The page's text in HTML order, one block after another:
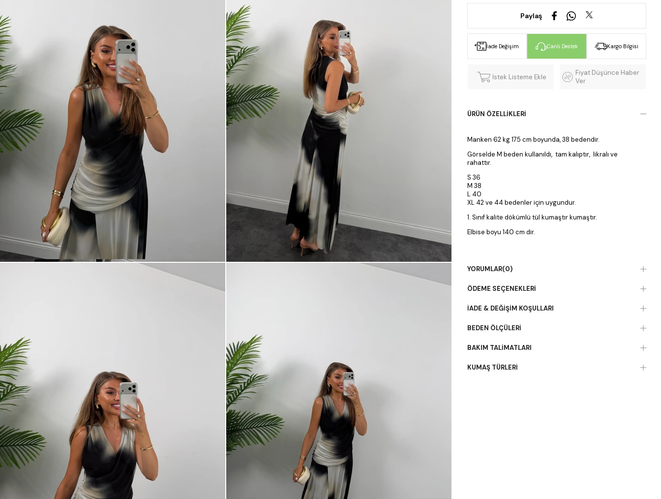
Paylaş
İade Değişim Canlı Destek Kargo Bilgisi
İstek Listeme Ekle
Fiyat Düşünce Haber
Ver
ÜRÜN ÖZELLIKLERI
Manken 62 kg 175 cm boyunda, 38 bedendir.
Görselde M beden kullanıldı, tam kalıptır, likralı ve
rahattır.
S 36
M 38
L 40
XL 42 ve 44 bedenler için uygundur.
1. Sınıf kalite dökümlü tül kumaştır kumaştır.
Elbise boyu 140 cm dir.
YORUMLAR(0)
ÖDEME SEÇENEKLERI
İADE & DEĞIŞIM KOŞULLARI
BEDEN ÖLÇÜLERI
BAKIM TALIMATLARI
KUMAŞ TÜRLERI